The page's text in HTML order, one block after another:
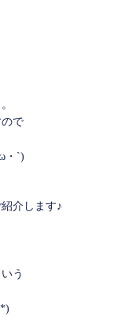
で
・`)
介します♪
う